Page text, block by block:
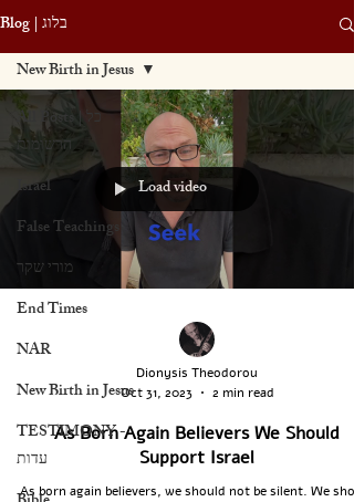
Blog | בלוג
All Posts | כל
הרשומות
Israel
False Teachings
מורי שקר
End Times
NAR
New Birth in Jesus
TESTIMONY -
עדות
New Birth in Jesus
Load video
Dionysis Theodorou
Oct 31, 2023
2 min read
As Born Again Believers We Should
Support Israel
As born again believers, we should not be silent. We should